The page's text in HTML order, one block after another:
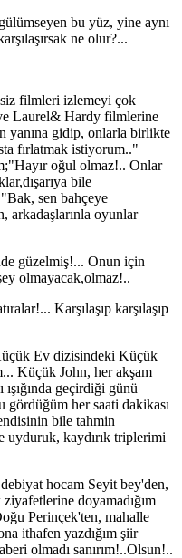
bu yüz, yine aynı
ne olur?...
filmleri izlemeyi çok
Laurel& Hardy filmlerine
yanına gidip, onlarla birlikte
fırlatmak istiyorum.."
oğul olmaz!.. Onlar
bile
sen bahçeye
arkadaşlarınla oyunlar
güzelmiş!... Onun için
olmayacak,olmaz!..
Karşılaşıp karşılaşıp
Ev dizisindeki Küçük
Küçük John, her akşam
ışığında geçirdiği günü
her saati dakikası
bile tahmin
uyduruk, kaydırık triplerimi
hocam Seyit bey'den,
doyamadığım
Perinçek'ten, mahalle
ithafen yazdığım şiir
olmadı sanırım!..Olsun!..